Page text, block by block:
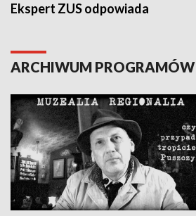
Ekspert ZUS odpowiada
ARCHIWUM PROGRAMÓW